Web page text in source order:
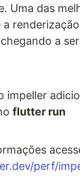
Uma das
a
impeller
flutter run
perf/